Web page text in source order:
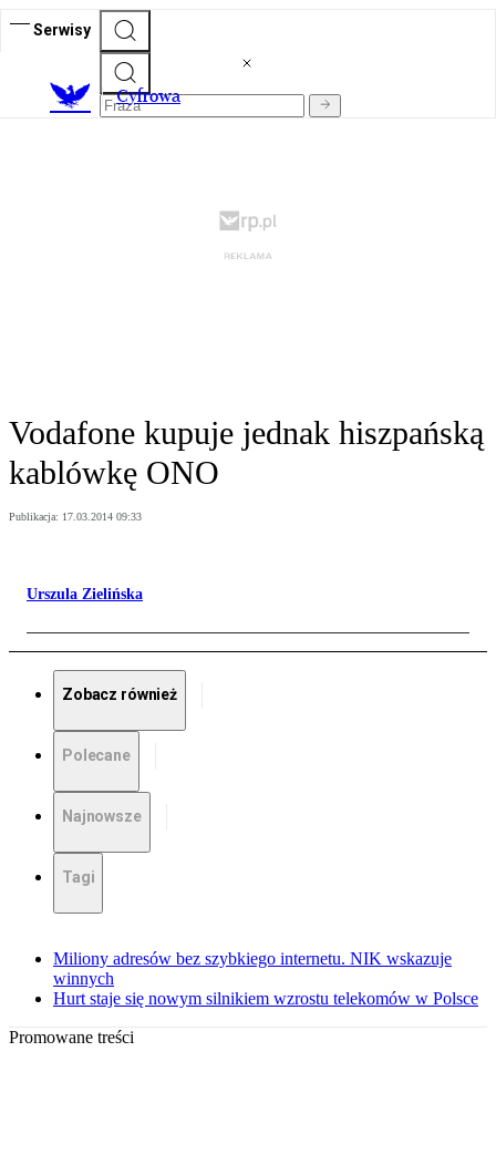
Serwisy
Cyfrowa
Vodafone kupuje jednak hiszpańską
kablówkę ONO
Publikacja: 17.03.2014 09:33
Urszula Zielińska
Zobacz również
Polecane
Najnowsze
Tagi
Miliony adresów bez szybkiego internetu. NIK wskazuje
winnych
Hurt staje się nowym silnikiem wzrostu telekomów w Polsce
Promowane treści